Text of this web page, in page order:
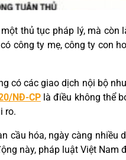
thủ tục pháp lý, mà
công ty mẹ, công ty con
có các giao dịch nội bộ
NĐ-CPlà điều không thể
ro.
cầu hóa, ngày càng
này, pháp luật Việt